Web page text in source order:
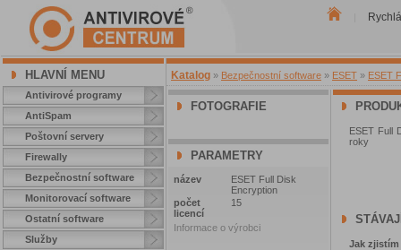
HLAVNÍ MENU
Antivirové programy
AntiSpam
Poštovní servery
Firewally
Bezpečnostní software
Monitorovací software
Ostatní software
Služby
Katalog » Bezpečnostní software » ESET » ESET
FOTOGRAFIE
PARAMETRY
název
ESET Full Disk
Encryption
počet
licencí
15
Informace o výrobci
ESET Full
roky
Jak